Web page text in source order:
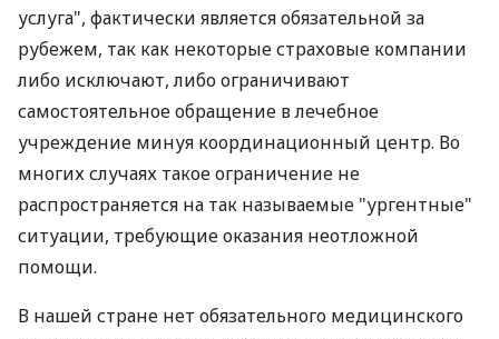
услуга", фактически является обязательной за
рубежем, так как некоторые страховые компании
либо исключают, либо ограничивают
самостоятельное обращение в лечебное
учреждение минуя координационный центр. Во
многих случаях такое ограничение не
распространяется на так называемые "ургентные"
ситуации, требующие оказания неотложной
помощи.
В нашей стране нет обязательного медицинского